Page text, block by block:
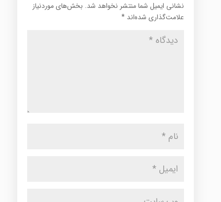
نشانی ایمیل شما منتشر نخواهد شد. بخش‌های موردنیاز
علامت‌گذاری شده‌اند *